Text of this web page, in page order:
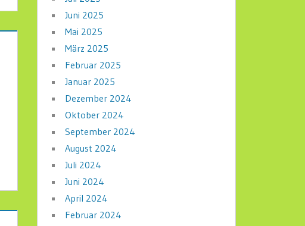
Juni 2025
Mai 2025
März 2025
Februar 2025
Januar 2025
Dezember 2024
Oktober 2024
September 2024
August 2024
Juli 2024
Juni 2024
April 2024
Februar 2024